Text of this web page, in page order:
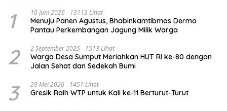
1 10 Juni 2026 13113 Lihat
Menuju Panen Agustus, Bhabinkamtibmas Dermo
Pantau Perkembangan Jagung Milik Warga
2 2 September 2025 1513 Lihat
Warga Desa Sumput Meriahkan HUT RI ke-80 dengan
Jalan Sehat dan Sedekah Bumi ‎
3 29 Mei 2026 1451 Lihat
Gresik Raih WTP untuk Kali ke-11 Berturut-Turut